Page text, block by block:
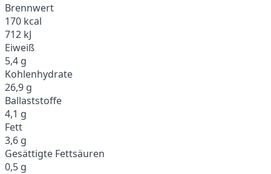
Brennwert
170 kcal
712 kJ
Eiweiß
5,4 g
Kohlenhydrate
26,9 g
Ballaststoffe
4,1 g
Fett
3,6 g
Gesättigte Fettsäuren
0,5 g